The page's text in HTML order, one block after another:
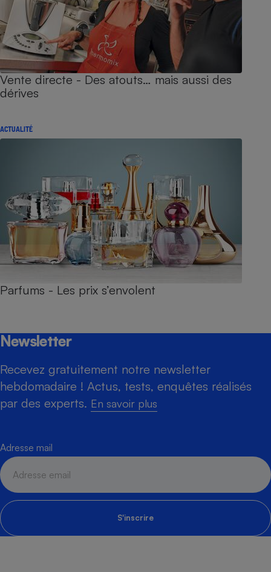
Vente directe - Des atouts… mais aussi des
dérives
ACTUALITÉ
Parfums - Les prix s’envolent
Newsletter
Recevez gratuitement notre newsletter
hebdomadaire ! Actus, tests, enquêtes réalisés
par des experts. En savoir plus
Adresse mail
S'inscrire